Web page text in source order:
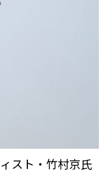
スト・竹村京氏